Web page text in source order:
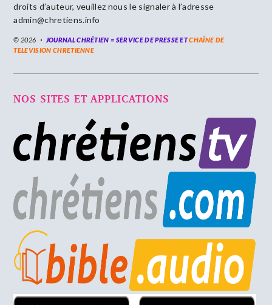
droits d’auteur, veuillez nous le signaler à l’adresse
admin@chretiens.info
© 2026 JOURNAL CHRÉTIEN = SERVICE DE PRESSE ETCHAÎNE DE
TELEVISION CHRETIENNE
NOS SITES ET APPLICATIONS